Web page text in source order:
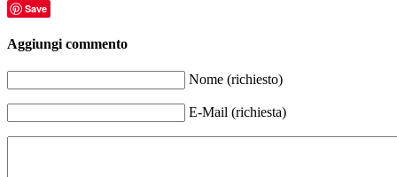
Save
Aggiungi commento
Nome (richiesto)
E-Mail (richiesta)